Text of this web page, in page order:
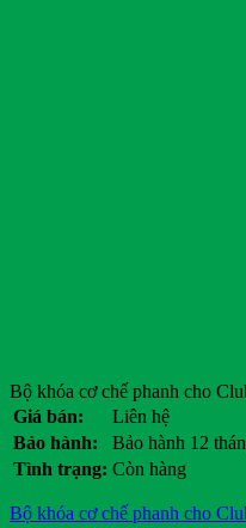
Bộ khóa cơ chế phanh cho
Giá bán:
Liên hệ
Bảo hành:
Bảo hành 12
Tình trạng: Còn hàng
Bộ khóa cơ chế phanh cho